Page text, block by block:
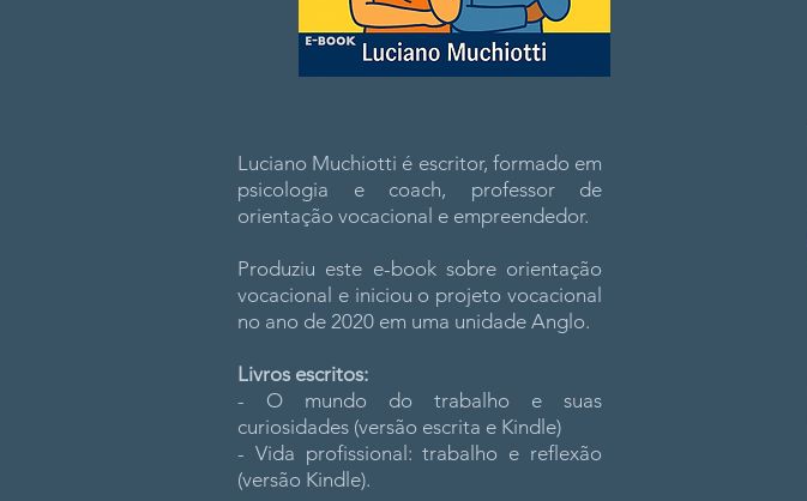
Luciano Muchiotti é escritor, formado em
psicologia e coach, professor de
orientação vocacional e empreendedor.
Produziu este e-book sobre orientação
vocacional e iniciou o projeto vocacional
no ano de 2020 em uma unidade Anglo.
Livros escritos:
- O mundo do trabalho e suas
curiosidades (versão escrita e Kindle)
- Vida profissional: trabalho e reflexão
(versão Kindle).